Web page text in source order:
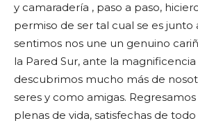
y camaradería , paso a paso,
permiso de ser tal cual se es junto
sentimos nos une un genuino
la Pared Sur, ante la
descubrimos mucho más de
seres y como amigas.
plenas de vida, satisfechas de